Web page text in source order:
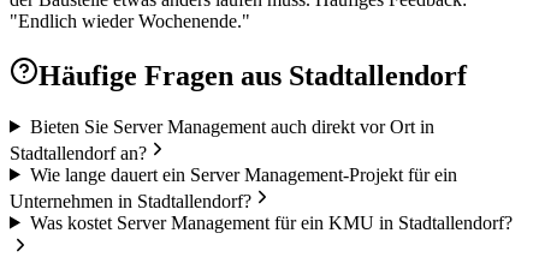
"Endlich wieder Wochenende."
Häufige Fragen aus Stadtallendorf
Bieten Sie Server Management auch direkt vor Ort in
Stadtallendorf an?
Wie lange dauert ein Server Management-Projekt für ein
Unternehmen in Stadtallendorf?
Was kostet Server Management für ein KMU in Stadtallendorf?